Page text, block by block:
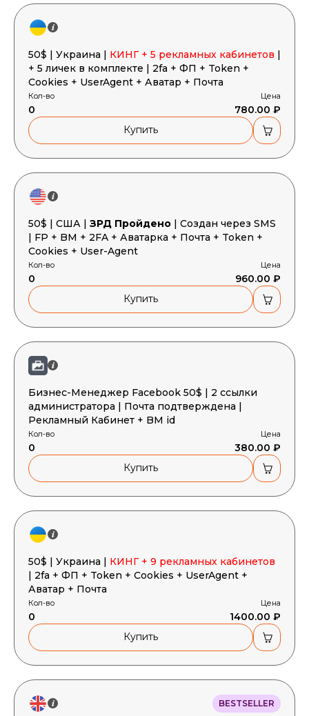
50$ | Украина | КИНГ + 5 рекламных кабинетов |
+ 5 личек в комплекте | 2fa + ФП + Token +
Cookies + UserAgent + Аватар + Почта
Кол-во
0
Цена
780.00 ₽
Купить
50$ | США | ЗРД Пройдено | Создан через SMS
| FP + BM + 2FA + Аватарка + Почта + Token +
Cookies + User-Agent
Кол-во
0
Цена
960.00 ₽
Купить
Бизнес-Менеджер Facebook 50$ | 2 ссылки
администратора | Почта подтверждена |
Рекламный Кабинет + BM id
Кол-во
0
Цена
380.00 ₽
Купить
50$ | Украина | КИНГ + 9 рекламных кабинетов
| 2fa + ФП + Token + Cookies + UserAgent +
Аватар + Почта
Кол-во
0
Цена
1400.00 ₽
Купить
BESTSELLER